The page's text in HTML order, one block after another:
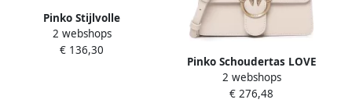
Pinko Stijlvolle
Portemonnee voor Vrouwen
Beige Dames
2 webshops
€ 136,30
Pinko Schoudertas LOVE
ONE TOP HANDLE MINI
LIGHT
2 webshops
€ 276,48